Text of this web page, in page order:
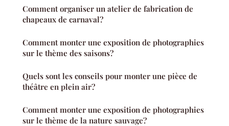
Comment organiser un atelier de fabrication de
chapeaux de carnaval?
Comment monter une exposition de photographies
sur le thème des saisons?
Quels sont les conseils pour monter une pièce de
théâtre en plein air?
Comment monter une exposition de photographies
sur le thème de la nature sauvage?